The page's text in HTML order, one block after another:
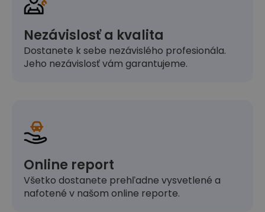
Nezávislosť a kvalita
Dostanete k sebe nezávislého profesionála.
Jeho nezávislosť vám garantujeme.
Online report
Všetko dostanete prehľadne vysvetlené a
nafotené v našom online reporte.